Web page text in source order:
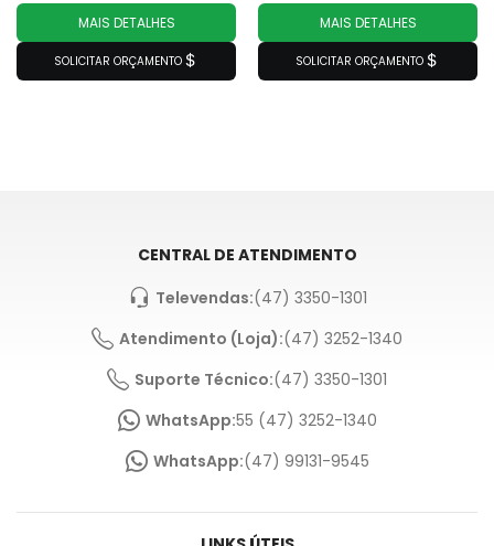
MAIS DETALHES
SOLICITAR ORÇAMENTO
MAIS DETALHES
SOLICITAR ORÇAMENTO
CENTRAL DE ATENDIMENTO
Televendas:(47) 3350-1301
Atendimento (Loja):(47) 3252-1340
Suporte Técnico:(47) 3350-1301
WhatsApp:55 (47) 3252-1340
WhatsApp:(47) 99131-9545